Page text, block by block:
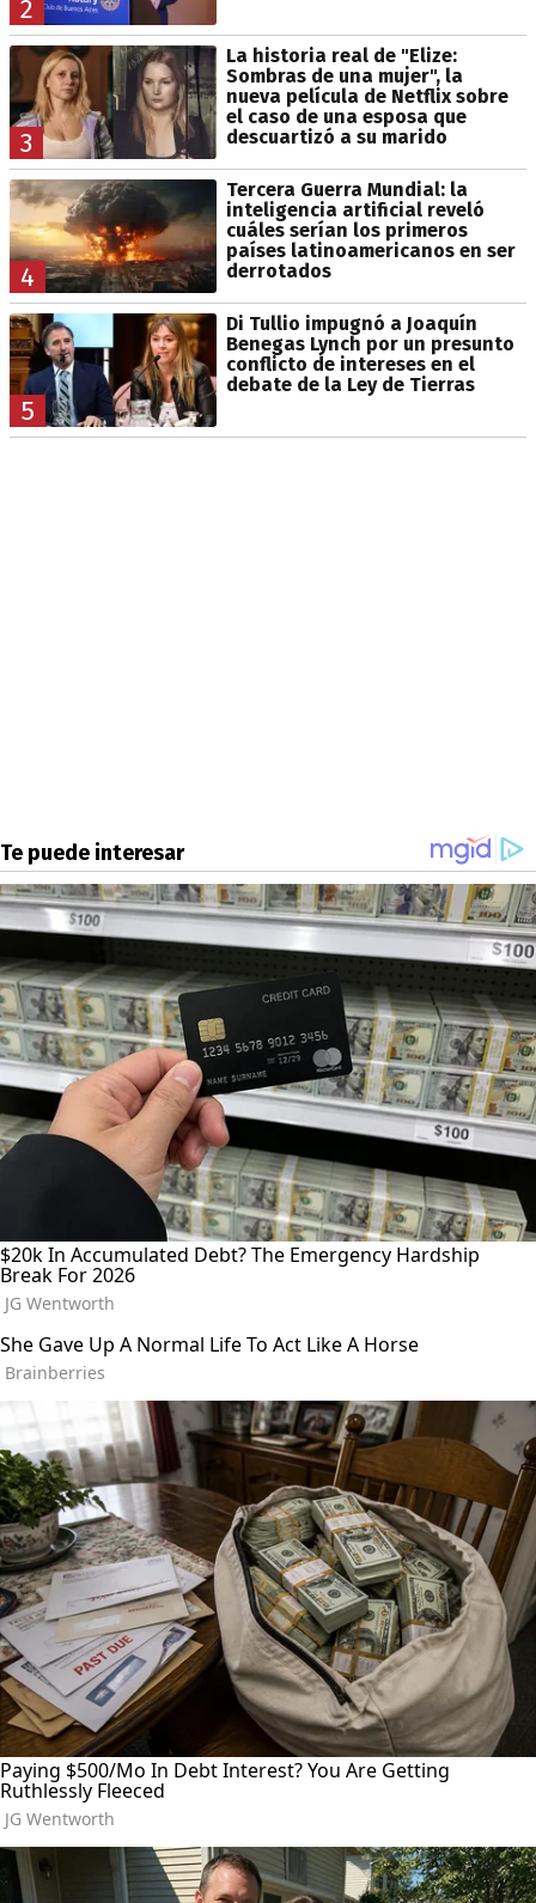
2
3
La historia real de "Elize:
Sombras de una mujer", la
nueva película de Netflix sobre
el caso de una esposa que
descuartizó a su marido
4
Tercera Guerra Mundial: la
inteligencia artificial reveló
cuáles serían los primeros
países latinoamericanos en ser
derrotados
5
Di Tullio impugnó a Joaquín
Benegas Lynch por un presunto
conflicto de intereses en el
debate de la Ley de Tierras